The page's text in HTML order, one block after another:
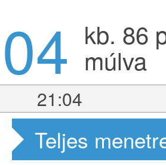
kb. 86
múlva
21:04
Teljes